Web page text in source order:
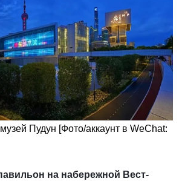
Пудун [Фото/аккаунт в WeChat:
на набережной Вест-